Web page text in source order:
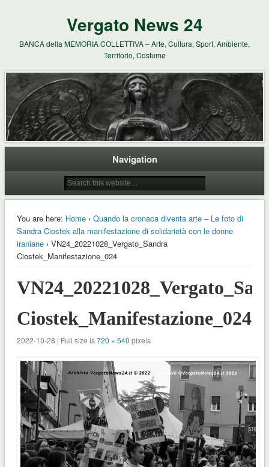
Vergato News 24
BANCA della MEMORIA COLLETTIVA – Arte, Cultura, Sport, Ambiente,
Territorio, Costume
Navigation
You are here: Home› Quando la cronaca diventa arte – Le foto di
Sandra Ciostek alla manifestazione di solidarietà con le donne
iraniane› VN24_20221028_Vergato_Sandra
Ciostek_Manifestazione_024
Ciostek_Manifestazione_024
2022-10-28 | Full size is720 × 540 pixels